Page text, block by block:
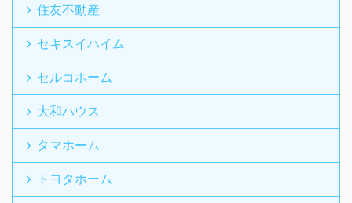
住友不動産
セキスイハイム
セルコホーム
大和ハウス
タマホーム
トヨタホーム